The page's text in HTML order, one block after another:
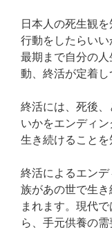
日本人の死生観
行動をしたらいい
最期まで自分の
動、終活が定着し
終活には、死後
いかをエンディ
生き続けることを
終活によるエン
族があの世で生
まれます。現代
ら、手元供養の需